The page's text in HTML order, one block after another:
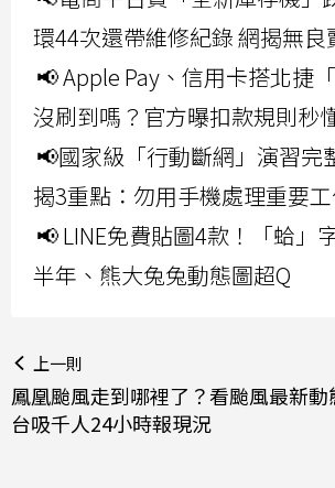
環44次還帶維修紀錄 網揭無良
📢 Apple Pay、信用卡搭北捷
沒刷到嗎？官方曝扣款規則秒
📢國家級「行動斷網」演習完
揭3重點：勿用手機處理重要
📢 LINE免費貼圖4款！「蛤」
半年、熊大兔兔動態圖超Q
上一則
鳳凰颱風走到哪裡了？看颱風最新
台吸千人24小時報現況